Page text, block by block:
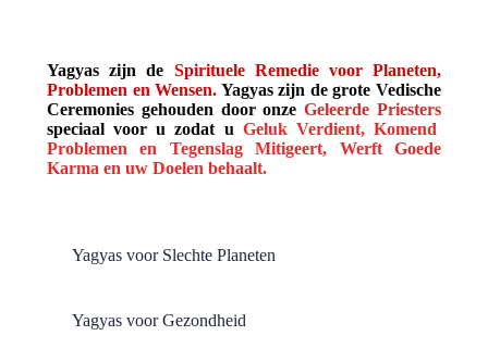
Yagyas zijn de Spirituele Remedie voor Planeten,
Problemen en Wensen. Yagyas zijn de grote Vedische
Ceremonies gehouden door onzeGeleerde Priesters
speciaal voor u zodat u Geluk Verdient, Komend
Problemen en Tegenslag Mitigeert, Werft Goede
Karma en uw Doelen behaalt.
Yagyas voor Slechte Planeten
Yagyas voor Gezondheid